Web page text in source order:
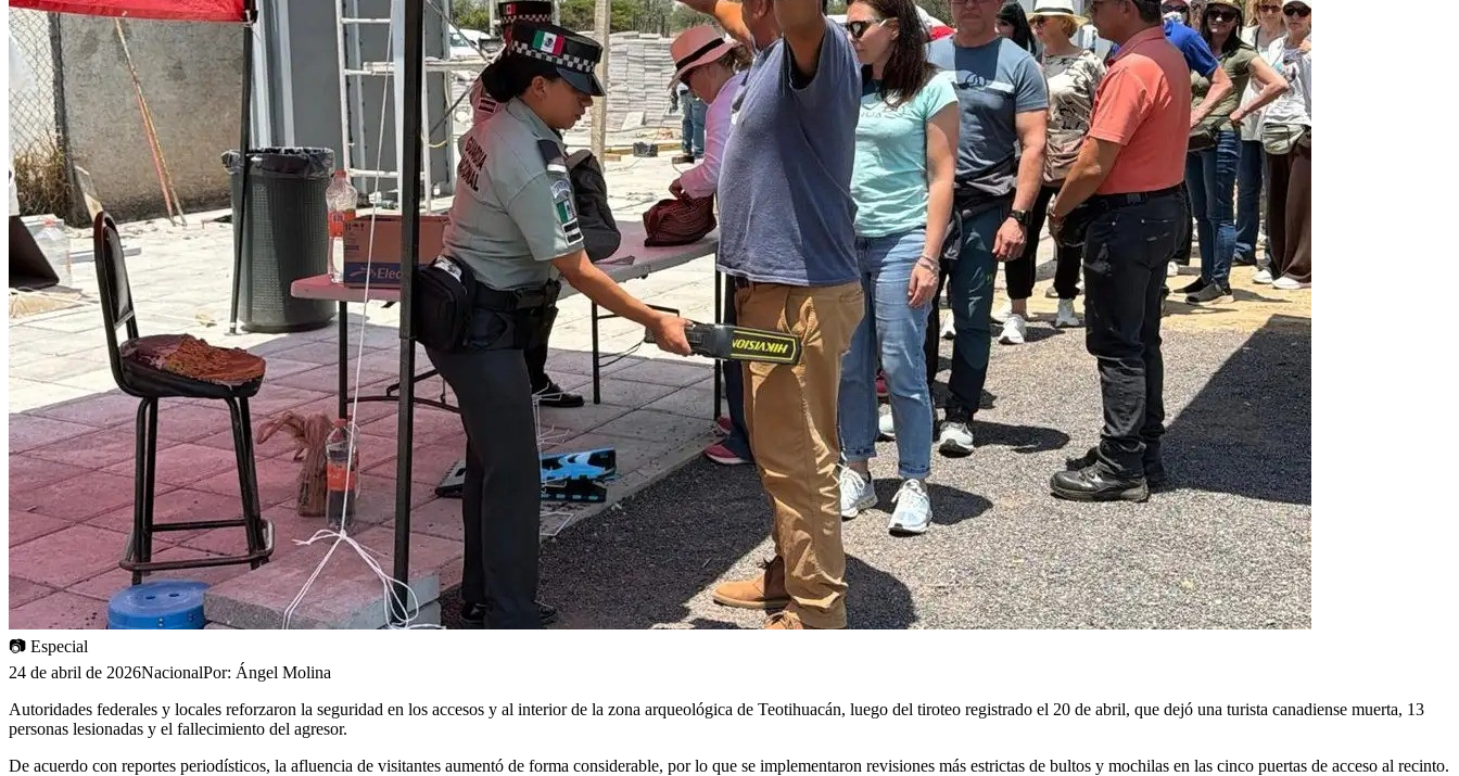
📷 Especial
24 de abril de 2026NacionalPor: Ángel Molina
Autoridades federales y locales reforzaron la seguridad en los accesos y al interior de la zona arqueológica de Teotihuacán, luego del tiroteo registrado el 20 de abril, que dejó una turista canadiense muerta, 13
personas lesionadas y el fallecimiento del agresor.
De acuerdo con reportes periodísticos, la afluencia de visitantes aumentó de forma considerable, por lo que se implementaron revisiones más estrictas de bultos y mochilas en las cinco puertas de acceso al recinto.